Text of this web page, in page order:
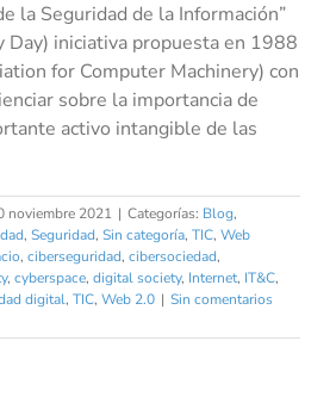
la Seguridad de la Información”
Day) iniciativa propuesta en 1988
for Computer Machinery) con
sobre la importancia de
activo intangible de las
noviembre 2021 | Categorías: Blog,
, Seguridad, Sin categoría, TIC, Web
, ciberseguridad, cibersociedad,
, cyberspace, digital society, Internet, IT&C,
digital, TIC, Web 2.0 | Sin comentarios